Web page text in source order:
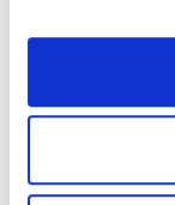
Il rapporto è
Accedi al
Articolo